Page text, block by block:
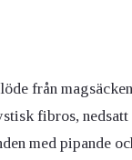
från
fibros, nedsatt
med pipande